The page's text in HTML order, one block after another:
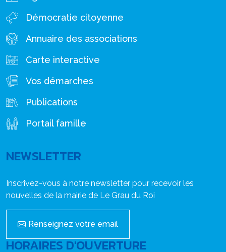
Démocratie citoyenne
Annuaire des associations
Carte interactive
Vos démarches
Publications
Portail famille
NEWSLETTER
Inscrivez-vous à notre newsletter pour recevoir les
nouvelles de la mairie de Le Grau du Roi
Renseignez votre email
HORAIRES D'OUVERTURE